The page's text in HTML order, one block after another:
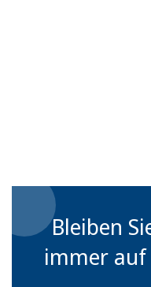
Bleiben
immer auf